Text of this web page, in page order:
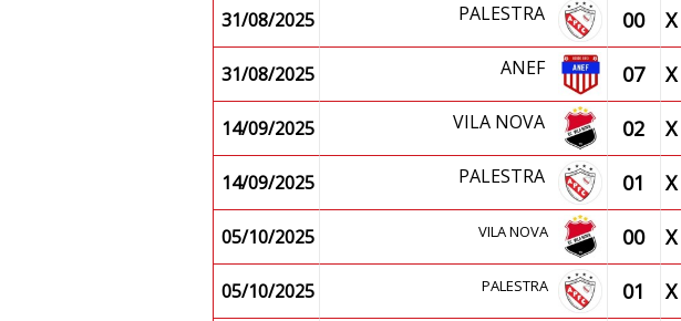
31/08/2025
PALESTRA 00 X
31/08/2025 ANEF 07 X
14/09/2025 VILA NOVA 02 X
14/09/2025 PALESTRA 01 X
05/10/2025 VILA NOVA 00 X
05/10/2025 PALESTRA 01 X